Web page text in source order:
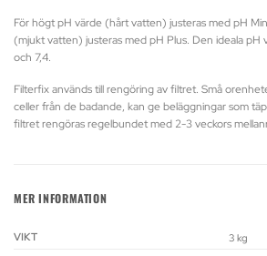
För högt pH värde (hårt vatten) justeras med pH
(mjukt vatten) justeras med pH Plus. Den ideala pH
och 7,4.
Filterfix används till rengöring av filtret. Små
celler från de badande, kan ge beläggningar som
filtret rengöras regelbundet med 2-3 veckors
MER INFORMATION
VIKT 3 kg